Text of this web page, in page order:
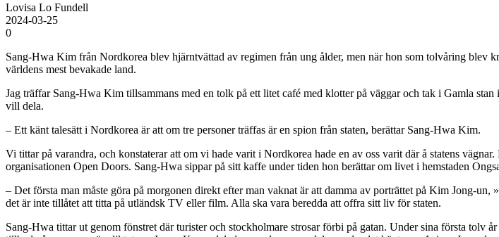
Lovisa Lo Fundell
2024-03-25
0
Sang-Hwa Kim från Nordkorea blev hjärntvättad av regimen från ung ålder, men när hon som tolvåring blev
världens mest bevakade land.
Jag träffar Sang-Hwa Kim tillsammans med en tolk på ett litet café med klotter på väggar och tak i Gamla
vill dela.
– Ett känt talesätt i Nordkorea är att om tre personer träffas är en spion från staten, berättar Sang-Hwa Kim.
Vi tittar på varandra, och konstaterar att om vi hade varit i Nordkorea hade en av oss varit där å statens
organisationen Open Doors. Sang-Hwa sippar på sitt kaffe under tiden hon berättar om livet i hemstaden
– Det första man måste göra på morgonen direkt efter man vaknat är att damma av porträttet på Kim Jong-
det är inte tillåtet att titta på utländsk TV eller film. Alla ska vara beredda att offra sitt liv för staten.
Sang-Hwa tittar ut genom fönstret där turister och stockholmare strosar förbi på gatan. Under sina första tolv